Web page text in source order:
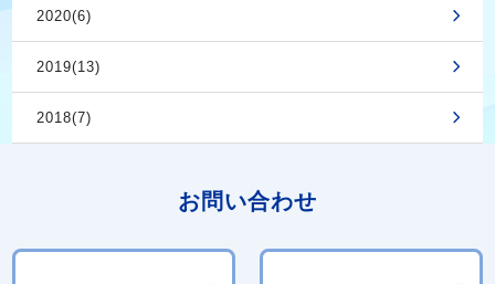
2020(6)
2019(13)
2018(7)
お問い合わせ